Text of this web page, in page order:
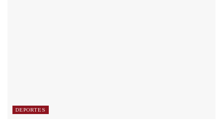
DEPORTES